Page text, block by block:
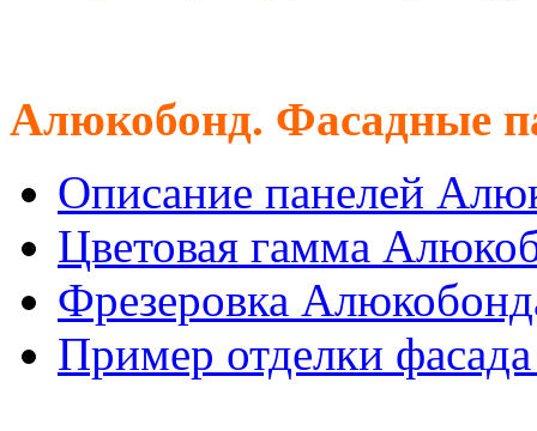
Алюкобонд. Фасадные
Описание панелей
Цветовая гамма
Фрезеровка
Пример отделки